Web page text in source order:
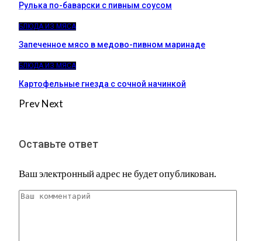
Рулька по-баварски с пивным соусом
БЛЮДА ИЗ МЯСА
Запеченное мясо в медово-пивном маринаде
БЛЮДА ИЗ МЯСА
Картофельные гнезда с сочной начинкой
PrevNext
Оставьте ответ
Ваш электронный адрес не будет опубликован.